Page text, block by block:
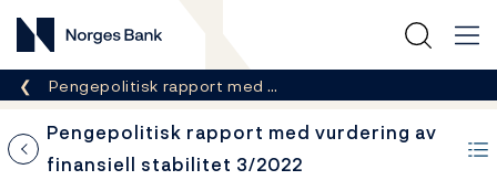
Norges Bank
Her er du nå:
Pengepolitisk rapport med …
Pengepolitisk rapport med vurdering av
finansiell stabilitet 3/2022